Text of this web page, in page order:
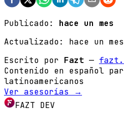
Publicado:
hace un mes
Actualizado: hace un mes
Escrito por Fazt —
Contenido en español
latinoamericanos
Ver asesorías →
FAZT DEV